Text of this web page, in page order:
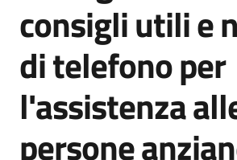
Servizi
Vivere
Comune
consigli utili e
di telefono per
l'assistenza
persone